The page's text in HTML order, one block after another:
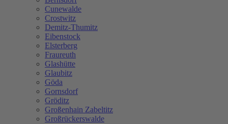
Cunewalde
Crostwitz
Demitz-Thumitz
Eibenstock
Elsterberg
Fraureuth
Glashütte
Glaubitz
Göda
Gornsdorf
Gröditz
Großenhain Zabeltitz
Großrückerswalde